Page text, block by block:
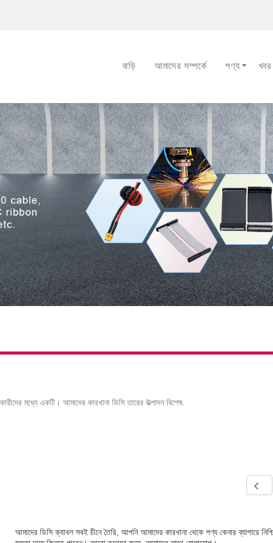
বাড়ি আমাদের সম্পর্কে পণ্য খবর
মধ্যে একটি। আমাদের কারখানা ডিসি তারের উত্পাদন বিশেষ.
আমাদের ডিসি ক্যাবল সবই চীনে তৈরি, আপনি আমাদের কারখানা থেকে পণ্য কেনার